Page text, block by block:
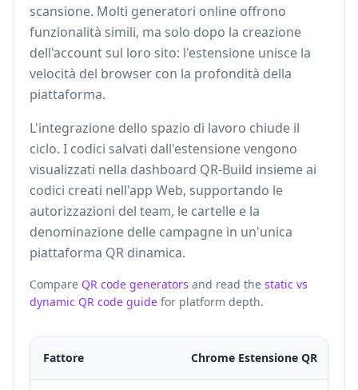
scansione. Molti generatori online offrono
funzionalità simili, ma solo dopo la creazione
dell'account sul loro sito: l'estensione unisce la
velocità del browser con la profondità della
piattaforma.
L'integrazione dello spazio di lavoro chiude il
ciclo. I codici salvati dall'estensione vengono
visualizzati nella dashboard QR-Build insieme ai
codici creati nell'app Web, supportando le
autorizzazioni del team, le cartelle e la
denominazione delle campagne in un'unica
piattaforma QR dinamica.
Compare QR code generators and read the static vs
dynamic QR code guide for platform depth.
Fattore Chrome Estensione QR